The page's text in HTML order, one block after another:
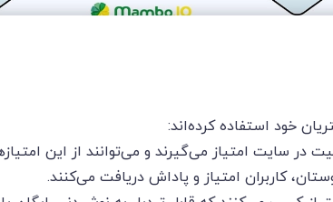
خود استفاده کرده‌اند:
در سایت امتیاز می‌گیرند و می‌توانند از این
کاربران امتیاز و پاداش دریافت می‌کنند.